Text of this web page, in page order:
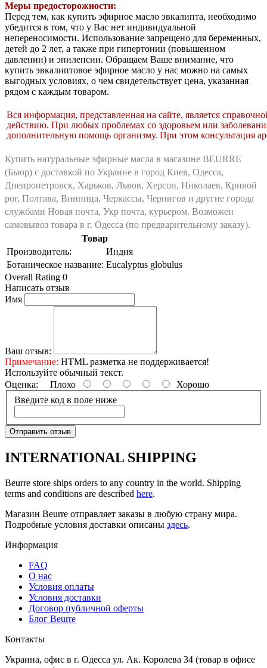
Меры предосторожности:
Перед тем, как купить эфирное масло эвкалипта, необходимо
убедится в том, что у Вас нет индивидуальной
непереносимости. Использование запрещено для беременных,
детей до 2 лет, а также при гипертонии (повышенном
давлении) и эпилепсии. Обращаем Ваше внимание, что
купить эвкалиптовое эфирное масло у нас можно на самых
выгодных условиях, о чем свидетельствует цена, указанная
рядом с каждым товаром.
Вся информация, представленная на сайте, является
действию. При любых проблемах со здоровьем или
дополнительную помощь организму. При этом консультация
Купить натуральные эфирные масла в магазине BEURRE
(Бьюр) с доставкой по Украине в город Киев, Одесса,
Днепропетровск, Харьков, Львов, Херсон, Николаев, Кривой
рог, Полтава, Винница, Черкассы, Чернигов и другие города
службами Новая почта, Укр почта, курьером. Возможен
самовывоз товара в г. Одесса (по предварительному заказу).
Товар
Производитель:
Индия
Ботаническое название: Eucalyptus globulus
Overall Rating 0
Написать отзыв
Имя
Ваш отзыв:
Примечание: HTML разметка не поддерживается!
Используйте обычный текст.
Оценка: Плохо
Хорошо
Введите код в поле ниже
Отправить отзыв
INTERNATIONAL SHIPPING
Beurre store ships orders to any country in the world. Shipping
terms and conditions are described here.
Магазин Beurre отправляет заказы в любую страну мира.
Подробные условия доставки описаны здесь.
Информация
FAQ
O нас
Условия оплаты
Условия доставки
Договор публичной оферты
Блог Beurre
Контакты
Украина, офис в г. Одесса ул. Ак. Королева 34 (товар в офисе